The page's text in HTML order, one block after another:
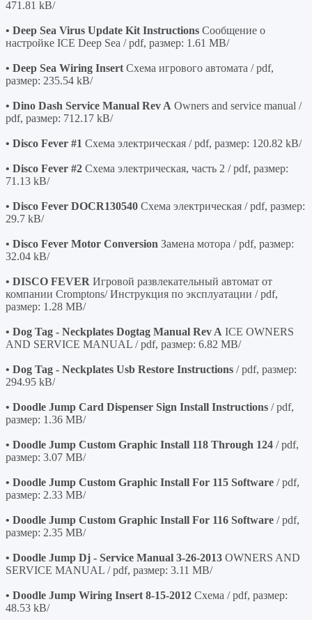
471.81 kB/
• Deep Sea Virus Update Kit Instructions Сообщение о
настройке ICE Deep Sea / pdf, размер: 1.61 MB/
• Deep Sea Wiring Insert Схема игрового автомата / pdf,
размер: 235.54 kB/
• Dino Dash Service Manual Rev A Owners and service manual /
pdf, размер: 712.17 kB/
• Disco Fever #1 Схема электрическая / pdf, размер: 120.82 kB/
• Disco Fever #2 Схема электрическая, часть 2 / pdf, размер:
71.13 kB/
• Disco Fever DOCR130540 Схема электрическая / pdf, размер:
29.7 kB/
• Disco Fever Motor Conversion Замена мотора / pdf, размер:
32.04 kB/
• DISCO FEVER Игровой развлекательный автомат от
компании Cromptons/ Инструкция по эксплуатации / pdf,
размер: 1.28 MB/
• Dog Tag - Neckplates Dogtag Manual Rev A ICE OWNERS
AND SERVICE MANUAL / pdf, размер: 6.82 MB/
• Dog Tag - Neckplates Usb Restore Instructions / pdf, размер:
294.95 kB/
• Doodle Jump Card Dispenser Sign Install Instructions / pdf,
размер: 1.36 MB/
• Doodle Jump Custom Graphic Install 118 Through 124 / pdf,
размер: 3.07 MB/
• Doodle Jump Custom Graphic Install For 115 Software / pdf,
размер: 2.33 MB/
• Doodle Jump Custom Graphic Install For 116 Software / pdf,
размер: 2.35 MB/
• Doodle Jump Dj - Service Manual 3-26-2013 OWNERS AND
SERVICE MANUAL / pdf, размер: 3.11 MB/
• Doodle Jump Wiring Insert 8-15-2012 Схема / pdf, размер:
48.53 kB/